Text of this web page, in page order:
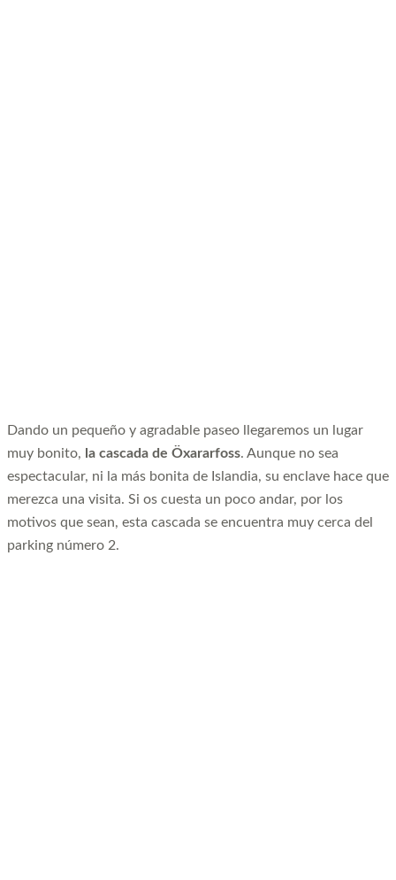
Dando un pequeño y agradable paseo llegaremos un lugar
muy bonito, la cascada de Öxararfoss. Aunque no sea
espectacular, ni la más bonita de Islandia, su enclave hace que
merezca una visita. Si os cuesta un poco andar, por los
motivos que sean, esta cascada se encuentra muy cerca del
parking número 2.